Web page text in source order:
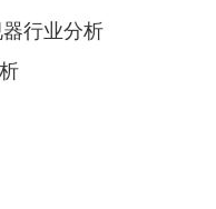
行业分析